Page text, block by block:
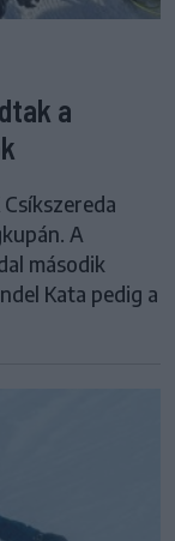
a
A
második
Kata pedig a